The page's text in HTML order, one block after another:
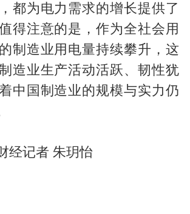
都为电力需求的增长提供了
得注意的是，作为全社会用
制造业用电量持续攀升，这
造业生产活动活跃、韧性犹
中国制造业的规模与实力仍
经记者 朱玥怡